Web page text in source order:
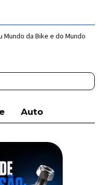
da Bike e do Mundo
Auto